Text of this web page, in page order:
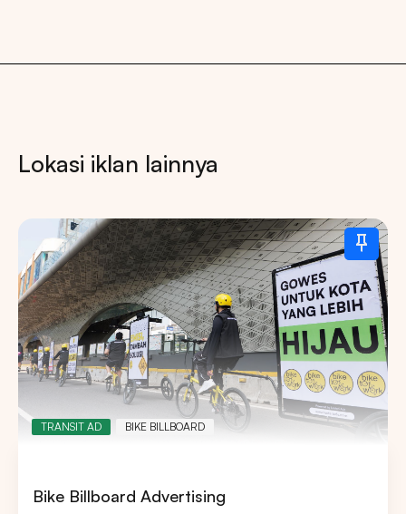
Lokasi iklan lainnya
TRANSIT AD BIKE BILLBOARD
Bike Billboard Advertising